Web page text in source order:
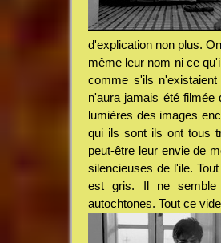
d'explication non plus.
même leur nom ni ce
comme s'ils
n'aura jamais été
lumières des images
qui ils sont ils ont tous
peut-être leur envie de
silencieuses de l'ile.
est gris. Il ne semble
autochtones. Tout ce